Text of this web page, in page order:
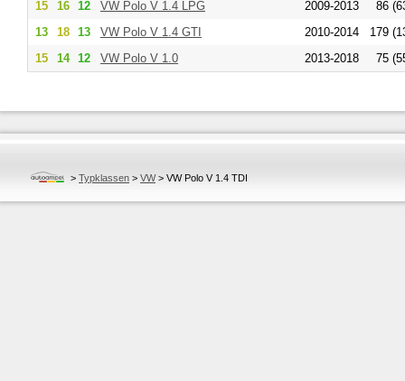
15 16 12 VW Polo V 1.4 LPG 2009-2013
86
13
18 13 VW Polo V 1.4 GTI 2010-2014
179
15
14 12 VW Polo V 1.0 2013-2018 75
> Typklassen > VW> VW Polo V 1.4 TDI